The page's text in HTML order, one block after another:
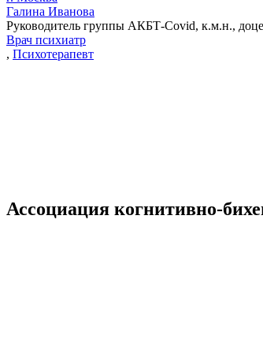
Галина Иванова
Руководитель группы АКБТ-Covid, к.м.н.,
Врач психиатр
, Психотерапевт
Ассоциация когнитивно-